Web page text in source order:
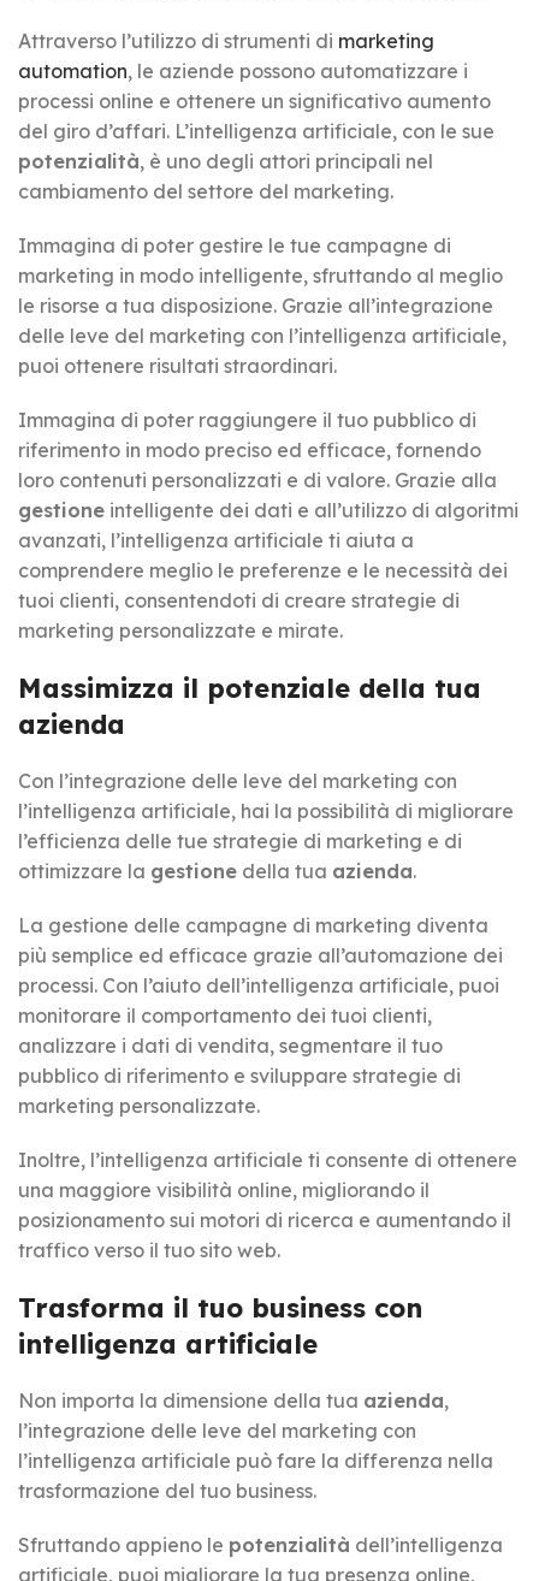
Attraverso l’utilizzo di strumenti di marketing
automation, le aziende possono automatizzare i
processi online e ottenere un significativo aumento
del giro d’affari. L’intelligenza artificiale, con le sue
potenzialità, è uno degli attori principali nel
cambiamento del settore del marketing.
Immagina di poter gestire le tue campagne di
marketing in modo intelligente, sfruttando al meglio
le risorse a tua disposizione. Grazie all’integrazione
delle leve del marketing con l’intelligenza artificiale,
puoi ottenere risultati straordinari.
Immagina di poter raggiungere il tuo pubblico di
riferimento in modo preciso ed efficace, fornendo
loro contenuti personalizzati e di valore. Grazie alla
gestione intelligente dei dati e all’utilizzo di algoritmi
avanzati, l’intelligenza artificiale ti aiuta a
comprendere meglio le preferenze e le necessità dei
tuoi clienti, consentendoti di creare strategie di
marketing personalizzate e mirate.
Massimizza il potenziale della tua
azienda
Con l’integrazione delle leve del marketing con
l’intelligenza artificiale, hai la possibilità di migliorare
l’efficienza delle tue strategie di marketing e di
ottimizzare la gestione della tua azienda.
La gestione delle campagne di marketing diventa
più semplice ed efficace grazie all’automazione dei
processi. Con l’aiuto dell’intelligenza artificiale, puoi
monitorare il comportamento dei tuoi clienti,
analizzare i dati di vendita, segmentare il tuo
pubblico di riferimento e sviluppare strategie di
marketing personalizzate.
Inoltre, l’intelligenza artificiale ti consente di ottenere
una maggiore visibilità online, migliorando il
posizionamento sui motori di ricerca e aumentando il
traffico verso il tuo sito web.
Trasforma il tuo business con
intelligenza artificiale
Non importa la dimensione della tua azienda,
l’integrazione delle leve del marketing con
l’intelligenza artificiale può fare la differenza nella
trasformazione del tuo business.
Sfruttando appieno le potenzialità dell’intelligenza
artificiale, puoi migliorare la tua presenza online,